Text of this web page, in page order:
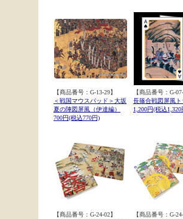
【商品番号：G-13-29】
＜戦国マウスパッド＞大坂
夏の陣図屏風（伊達編）
700円(税込770円)
【商品番号：G-
長篠合戦図屏風ト
1,200円(税込1,320
【商品番号：G-24-02】
【商品番号：G-